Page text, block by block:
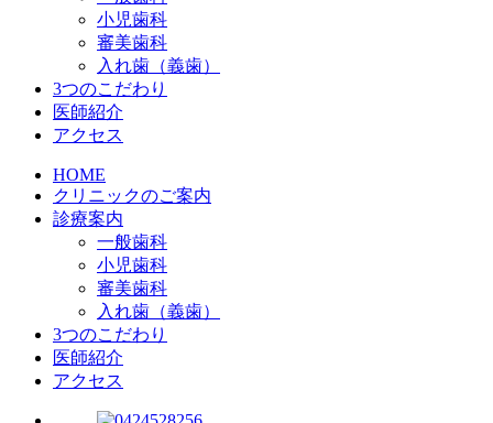
小児歯科
審美歯科
入れ歯（義歯）
3つのこだわり
医師紹介
アクセス
HOME
クリニックのご案内
診療案内
一般歯科
小児歯科
審美歯科
入れ歯（義歯）
3つのこだわり
医師紹介
アクセス